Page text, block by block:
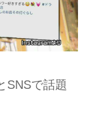
SNSで話題